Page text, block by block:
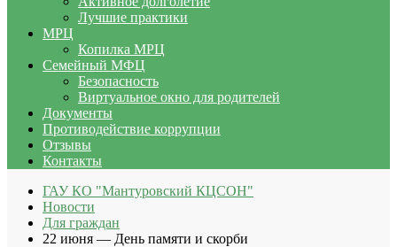
Лучшие практики
МРЦ
Копилка МРЦ
Семейный МФЦ
Безопасность
Виртуальное окно для родителей
Документы
Противодействие коррупции
Отзывы
Контакты
ГАУ КО "Мантуровский КЦСОН"
Новости
Для граждан
22 июня — День памяти и скорби